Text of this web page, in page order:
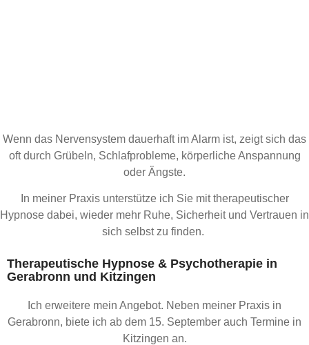
Wenn das Nervensystem dauerhaft im Alarm ist, zeigt sich das
oft durch Grübeln, Schlafprobleme, körperliche Anspannung
oder Ängste.
In meiner Praxis unterstütze ich Sie mit therapeutischer
Hypnose dabei, wieder mehr Ruhe, Sicherheit und Vertrauen in
sich selbst zu finden.
Therapeutische Hypnose & Psychotherapie in
Gerabronn und Kitzingen
Ich erweitere mein Angebot. Neben meiner Praxis in
Gerabronn, biete ich ab dem 15. September auch Termine in
Kitzingen an.